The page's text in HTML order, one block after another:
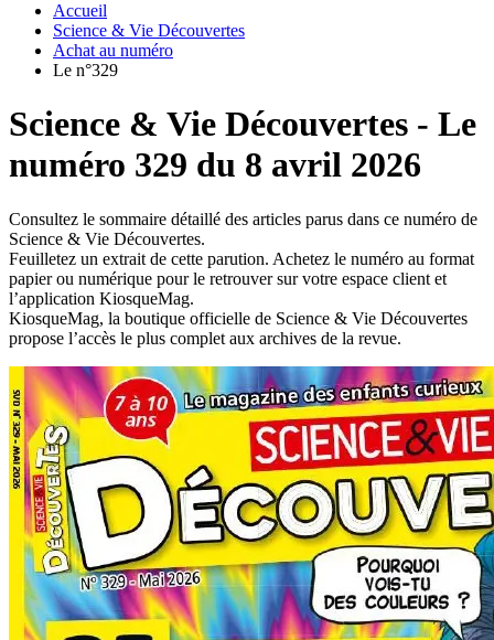
Accueil
Science & Vie Découvertes
Achat au numéro
Le n°329
Science & Vie Découvertes - Le
numéro 329 du 8 avril 2026
Consultez le sommaire détaillé des articles parus dans ce numéro de
Science & Vie Découvertes.
Feuilletez un extrait de cette parution. Achetez le numéro au format
papier ou numérique pour le retrouver sur votre espace client et
l’application KiosqueMag.
KiosqueMag, la boutique officielle de Science & Vie Découvertes
propose l’accès le plus complet aux archives de la revue.